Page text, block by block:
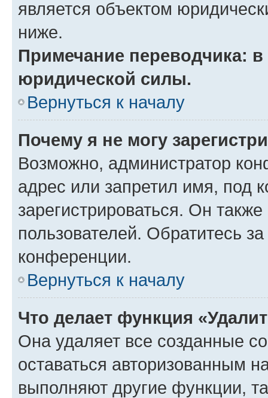
является объектом
ниже.
Примечание переводчика:
юридической силы.
Вернуться к началу
Почему я не могу
Возможно, администратор
адрес или запретил имя, под
зарегистрироваться. Он
пользователей. Обратитесь
конференции.
Вернуться к началу
Что делает функция
Она удаляет все созданные
оставаться авторизованным
выполняют другие функции,